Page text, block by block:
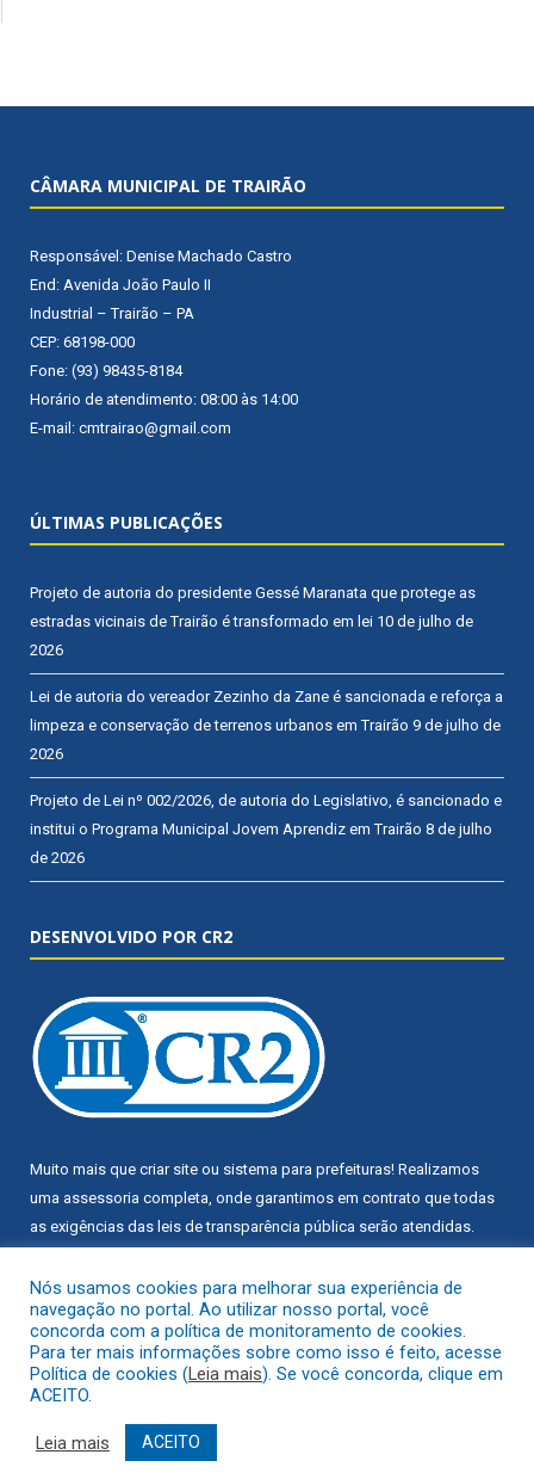
CÂMARA MUNICIPAL DE TRAIRÃO
Responsável: Denise Machado Castro
End: Avenida João Paulo II
Industrial – Trairão – PA
CEP: 68198-000
Fone: (93) 98435-8184
Horário de atendimento: 08:00 às 14:00
E-mail: cmtrairao@gmail.com
ÚLTIMAS PUBLICAÇÕES
Projeto de autoria do presidente Gessé Maranata que protege as
estradas vicinais de Trairão é transformado em lei 10 de julho de
2026
Lei de autoria do vereador Zezinho da Zane é sancionada e reforça a
limpeza e conservação de terrenos urbanos em Trairão 9 de julho de
2026
Projeto de Lei nº 002/2026, de autoria do Legislativo, é sancionado e
institui o Programa Municipal Jovem Aprendiz em Trairão 8 de julho
de 2026
DESENVOLVIDO POR CR2
Muito mais que criar site ou sistema para prefeituras! Realizamos
uma assessoria completa, onde garantimos em contrato que todas
as exigências das leis de transparência pública serão atendidas.
Conheça oPNTPe oRadar da Transparência Pública
Todos os direitos reservados a Câmara Municipal de Trairão.
Mapa do Site Acessar Área Administrativa
Nós usamos cookies para melhorar sua experiência de
navegação no portal. Ao utilizar nosso portal, você
concorda com a política de monitoramento de cookies.
Para ter mais informações sobre como isso é feito, acesse
Política de cookies (Leia mais). Se você concorda, clique em
ACEITO.
Leia mais ACEITO